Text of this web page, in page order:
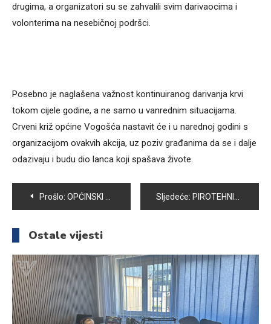
drugima, a organizatori su se zahvalili svim darivaocima i
volonterima na nesebičnoj podršci.
Posebno je naglašena važnost kontinuiranog darivanja krvi
tokom cijele godine, a ne samo u vanrednim situacijama.
Crveni križ općine Vogošća nastavit će i u narednoj godini s
organizacijom ovakvih akcija, uz poziv građanima da se i dalje
odazivaju i budu dio lanca koji spašava živote.
Navigacija
članaka
Prošlo: OPĆINSKI NAČELNIK U POSJETI VOGOŠĆANSKOJ ŽUPI Sljedeće: PIROTEHNIKA I PETARDE KOD KUĆNIH LJUBIMACA IZAZIVAJU STRAH
Ostale vijesti